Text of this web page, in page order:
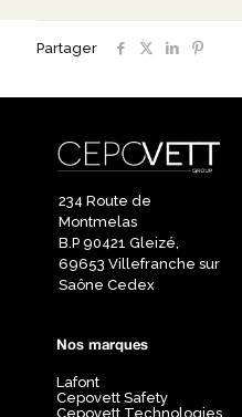
Partager
234 Route de
Montmelas
B.P 90421 Gleizé,
69653 Villefranche sur
Saône Cedex
Nos marques
Lafont
Cepovett Safety
Cepovett Technologies